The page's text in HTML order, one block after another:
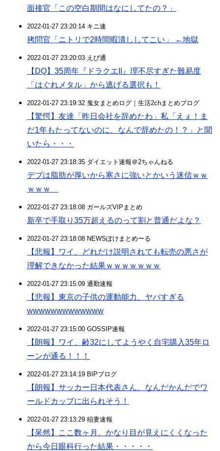
面接官「この空白期間はなにしてたの？」
2022-01-27 23:20:14 キニ速
拷問官「ニトリで2時間暇潰ししてこい」 ←地獄
2022-01-27 23:20:03 えび通
【DQ】35周年『ドラクエII』理不尽すぎた難易度
「はぐれメタル」から逃げる選択も！
2022-01-27 23:19:32 鬼女まとめログ｜生活2chまとめブログ
【驚愕】友達「昨日会社を辞めたわ」私「えぇ！ま
だ1年もたってないのに、なんで辞めたの！？」と聞
いたら・・・
2022-01-27 23:18:35 ダイエット速報＠2ちゃんねる
デブは脂肪が厚いから寒さに強いとかいう迷信ｗｗ
ｗｗｗ
2022-01-27 23:18:08 ガールズVIPまとめ
新卒で手取り35万超えるのって割と普通だよな？
2022-01-27 23:18:08 NEWSぽけまとめーる
【悲報】ワイ、どれだけ説明されても転売の悪さが
理解できなかった結果ｗｗｗｗｗｗｗ
2022-01-27 23:15:09 通勤速報
【悲報】東京の子供の運動能力、ヤバすぎる
wwwwwwwwwwwww
2022-01-27 23:15:00 GOSSIP速報
【朗報】ワイ、齢32にしてようやく自宅購入35年ロ
ーンが通る！！！
2022-01-27 23:14:19 BIPブログ
【朗報】サッカー日本代表さん、なんだかんだでワ
ールドカップに出られそう！
2022-01-27 23:13:29 稲妻速報
【呆然】ここ数ヶ月、かなり目が見えにくくなった
から今日眼科行った結果・・・・・